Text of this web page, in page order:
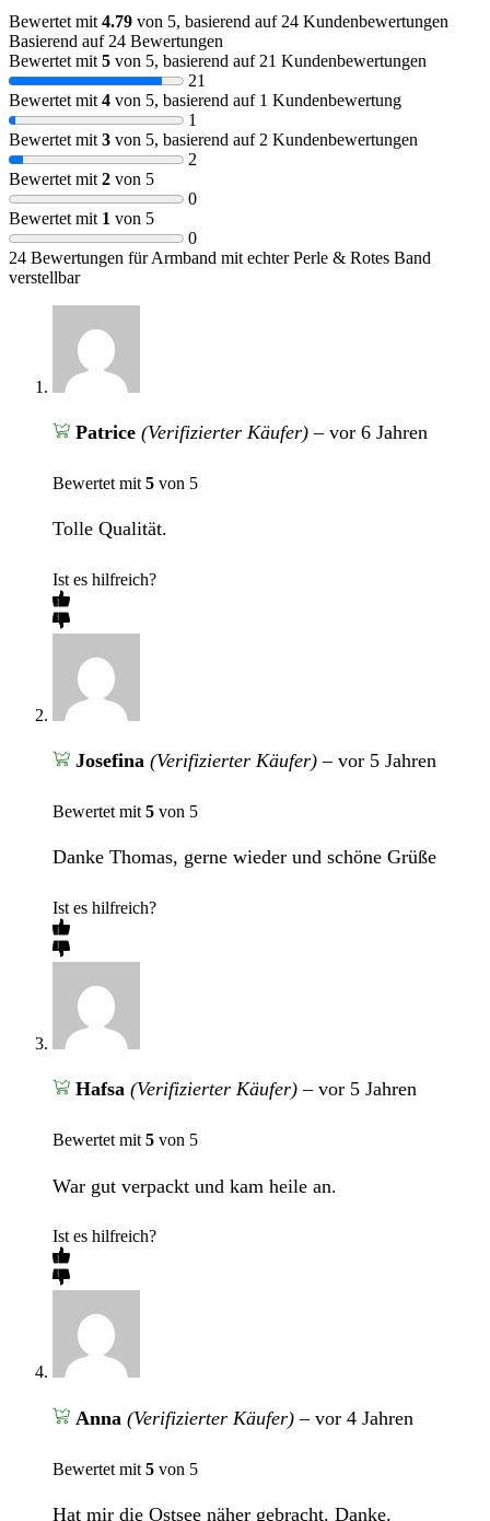
Bewertet mit 4.79 von 5, basierend auf 24 Kundenbewertungen
Basierend auf 24 Bewertungen
Bewertet mit 5 von 5, basierend auf 21 Kundenbewertungen
21
Bewertet mit 4 von 5, basierend auf 1 Kundenbewertung
1
Bewertet mit 3 von 5, basierend auf 2 Kundenbewertungen
2
Bewertet mit 2 von 5
0
Bewertet mit 1 von 5
0
24 Bewertungen fürArmband mit echter Perle & Rotes Band
verstellbar
Patrice (Verifizierter Käufer) – vor 6 Jahren
Bewertet mit 5 von 5
Tolle Qualität.
Ist es hilfreich?
Josefina (Verifizierter Käufer) – vor 5 Jahren
Bewertet mit 5 von 5
Danke Thomas, gerne wieder und schöne Grüße
Ist es hilfreich?
Hafsa (Verifizierter Käufer) – vor 5 Jahren
Bewertet mit 5 von 5
War gut verpackt und kam heile an.
Ist es hilfreich?
Anna (Verifizierter Käufer) – vor 4 Jahren
Bewertet mit 5 von 5
Hat mir die Ostsee näher gebracht. Danke.